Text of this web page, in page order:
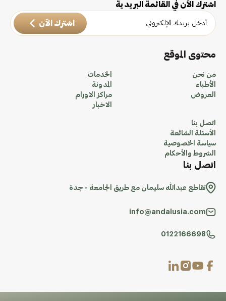
اشترك الآن في القائمة البريدية
اشترك الآن
محتوى الموقع
من نحن
الأطباء
العروض
الخدمات
المدونة
مراكز الاورام
الاخبار
اتصل بنا
الأسئلة الشائعة
سياسة الخصوصية
الشروط والأحكام
اتصل بنا
تقاطع عبدالله سليمان مع طريق الجامعة - جدة
info@andalusia.com
0122166698